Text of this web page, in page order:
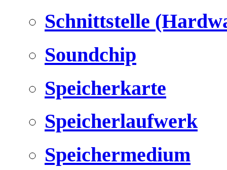
Schnittstelle
Soundchip
Speicherkarte
Speicherlaufwerk
Speichermedium